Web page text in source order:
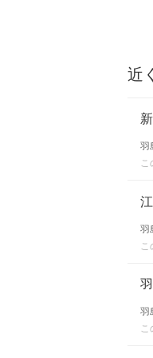
近
羽
こ
羽
羽
こ